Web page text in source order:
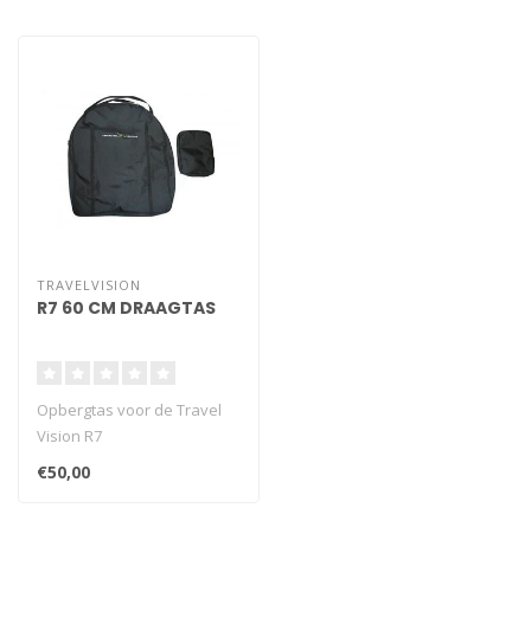
TRAVELVISION
R7 60 CM DRAAGTAS
Opbergtas voor de Travel
Vision R7
€50,00